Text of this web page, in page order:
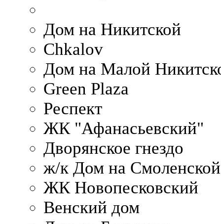
Дом на Никитской
Chkalov
Дом на Малой
Green Plaza
Респект
ЖК "Афанасьевский"
Дворянское гнездо
ж/к Дом на
ЖК Новопесковский
Венский дом